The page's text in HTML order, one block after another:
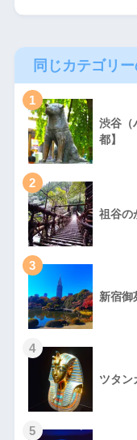
同じカテゴリ
1
渋谷（
都】
2
祖谷の
3
新宿御
4
ツタン
5